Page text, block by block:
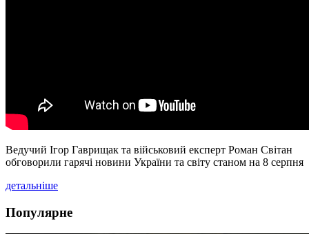
Ведучий Ігор Гаврищак та військовий експерт Роман Світан
обговорили гарячі новини України та світу станом на 8 серпня
детальніше
Популярне